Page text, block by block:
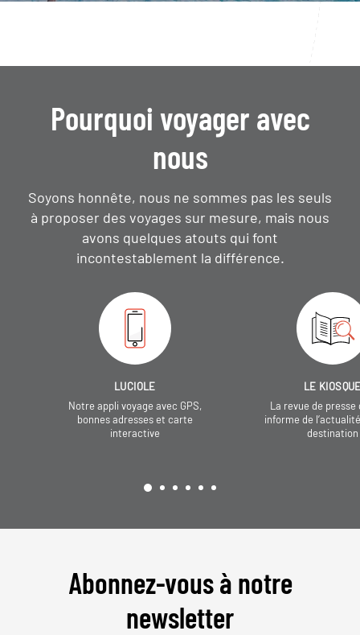
Pourquoi voyager avec
nous
Soyons honnête, nous ne sommes pas les seuls
à proposer des voyages sur mesure, mais nous
avons quelques atouts qui font
incontestablement la différence.
LUCIOLE
Notre appli voyage avec GPS,
bonnes adresses et carte
interactive
LE
La revue de presse
informe de
destination
Abonnez-vous à notre
newsletter